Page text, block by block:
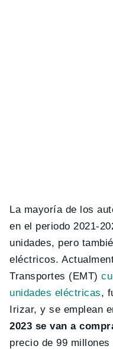
La mayoría de los
en el periodo 2021-
unidades, pero
eléctricos.
Transportes (EMT)
unidades eléctricas,
Irizar, y se emplean
2023 se van a
precio de 99 millones